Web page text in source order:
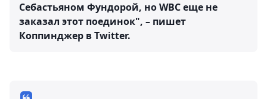
Себастьяном Фундорой, но WBC еще не
заказал этот поединок", – пишет
Коппинджер в Twitter.